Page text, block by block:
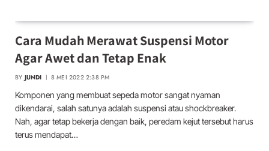
Cara Mudah Merawat Suspensi Motor
Agar Awet dan Tetap Enak
BY JUNDI 8 MEI 2022 2:38 PM
Komponen yang membuat sepeda motor sangat nyaman
dikendarai, salah satunya adalah suspensi atau shockbreaker.
Nah, agar tetap bekerja dengan baik, peredam kejut tersebut harus
terus mendapat…